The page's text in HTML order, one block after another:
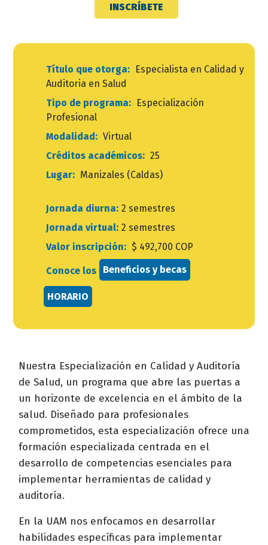
INSCRÍBETE
Título que otorga:Especialista en Calidad y
Auditoria en Salud
Tipo de programa:Especialización
Profesional
Modalidad:Virtual
Créditos académicos:25
Lugar:Manizales (Caldas)
Jornada diurna:2 semestres
Jornada virtual:2 semestres
Valor inscripción:$ 492,700 COP
Conoce los Beneficios y becas
HORARIO
Nuestra Especialización en Calidad y Auditoría
de Salud, un programa que abre las puertas a
un horizonte de excelencia en el ámbito de la
salud. Diseñado para profesionales
comprometidos, esta especialización ofrece una
formación especializada centrada en el
desarrollo de competencias esenciales para
implementar herramientas de calidad y
auditoría.
En la UAM nos enfocamos en desarrollar
habilidades específicas para implementar